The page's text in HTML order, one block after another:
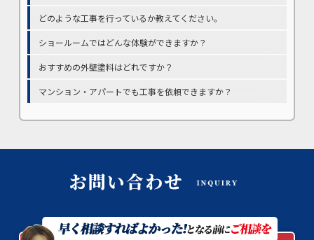
どのような工事を行っているか教えてください。
ショールームではどんな体験ができますか？
おすすめの外壁塗料はどれですか？
マンション・アパートでも工事を依頼できますか？